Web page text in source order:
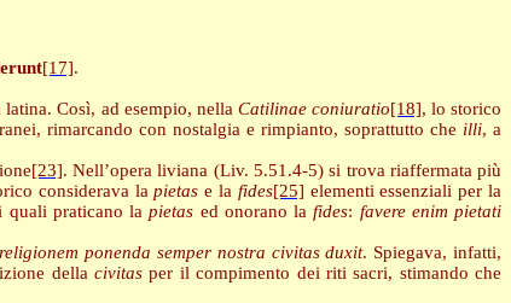
[17].
Così, ad esempio, nella Catilinae coniuratio[18], lo storico
rimarcando con nostalgia e rimpianto, soprattutto che illi, a
[23]. Nell’opera liviana (Liv. 5.51.4-5) si trova riaffermata più
considerava lapietas e la fides[25] elementi essenziali per la
quali praticano lapietas ed onorano lafides: favere enim pietati
ponenda semper nostra civitas duxit. Spiegava, infatti,
della civitas per il compimento dei riti sacri, stimando che